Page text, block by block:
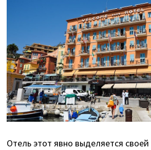
Отель этот явно выделяется